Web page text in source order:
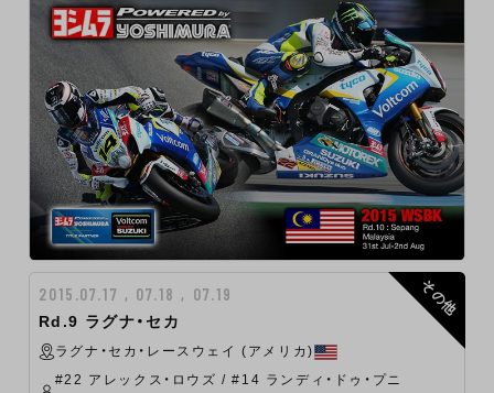
2015.07.17 , 07.18 , 07.19
Rd.9 ラグナ・セカ
ラグナ・セカ・レースウェイ (アメリカ)
#22 アレックス・ロウズ / #14 ランディ・ドゥ・プニ
その他